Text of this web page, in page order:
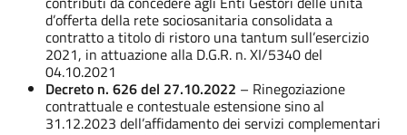
d’offerta della rete sociosanitaria consolidata a
contratto a titolo di ristoro una tantum sull’esercizio
2021, in attuazione alla D.G.R. n. XI/5340 del
04.10.2021
Decreto n. 626 del 27.10.2022 – Rinegoziazione
contrattuale e contestuale estensione sino al
31.12.2023 dell’affidamento dei servizi complementari